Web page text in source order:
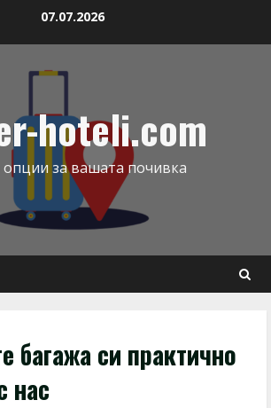
07.07.2026
hoteli.com
опции за вашата почивка
багажа си практично
нас